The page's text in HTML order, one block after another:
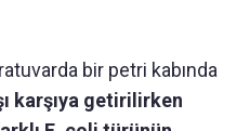
bir petri kabında
karşıya getirilirken